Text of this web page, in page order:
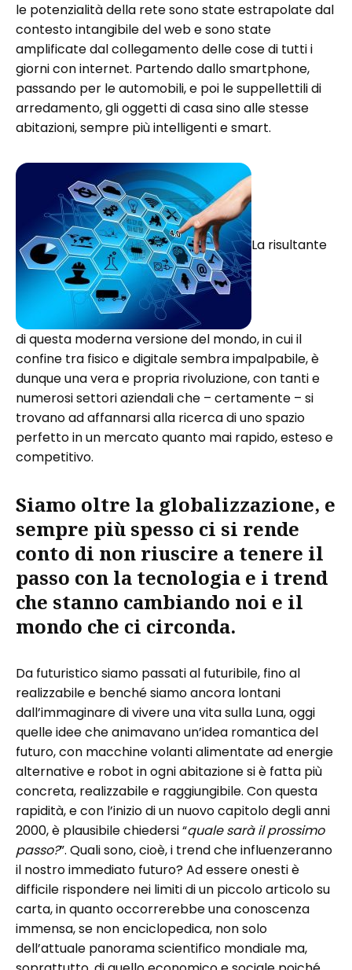
le potenzialità della rete sono state estrapolate dal
contesto intangibile del web e sono state
amplificate dal collegamento delle cose di tutti i
giorni con internet. Partendo dallo smartphone,
passando per le automobili, e poi le suppellettili di
arredamento, gli oggetti di casa sino alle stesse
abitazioni, sempre più intelligenti e smart.
La risultante
di questa moderna versione del mondo, in cui il
confine tra fisico e digitale sembra impalpabile, è
dunque una vera e propria rivoluzione, con tanti e
numerosi settori aziendali che – certamente – si
trovano ad affannarsi alla ricerca di uno spazio
perfetto in un mercato quanto mai rapido, esteso e
competitivo.
Siamo oltre la globalizzazione, e
sempre più spesso ci si rende
conto di non riuscire a tenere il
passo con la tecnologia e i trend
che stanno cambiando noi e il
mondo che ci circonda.
Da futuristico siamo passati al futuribile, fino al
realizzabile e benché siamo ancora lontani
dall’immaginare di vivere una vita sulla Luna, oggi
quelle idee che animavano un’idea romantica del
futuro, con macchine volanti alimentate ad energie
alternative e robot in ogni abitazione si è fatta più
concreta, realizzabile e raggiungibile. Con questa
rapidità, e con l’inizio di un nuovo capitolo degli anni
2000, è plausibile chiedersi “quale sarà il prossimo
passo?”. Quali sono, cioè, i trend che influenzeranno
il nostro immediato futuro? Ad essere onesti è
difficile rispondere nei limiti di un piccolo articolo su
carta, in quanto occorrerebbe una conoscenza
immensa, se non enciclopedica, non solo
dell’attuale panorama scientifico mondiale ma,